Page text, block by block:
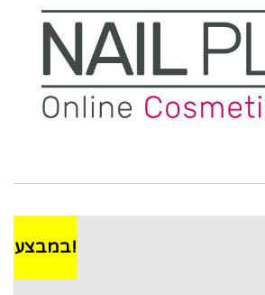
במבצע!